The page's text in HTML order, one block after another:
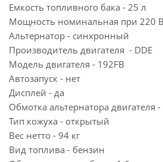
Емкость топливного бака - 25 л
Мощность номинальная при 220
Альтернатор - синхронный
Производитель двигателя - DDE
Модель двигателя - 192FB
Автозапуск - нет
Дисплей - да
Обмотка альтернатора двигателя
Тип кожуха - открытый
Вес нетто - 94 кг
Вид топлива - бензин